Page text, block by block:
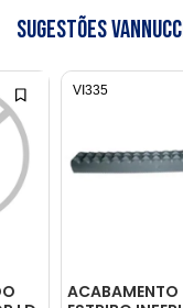
Sugestões
ACABAMENTO
VI335